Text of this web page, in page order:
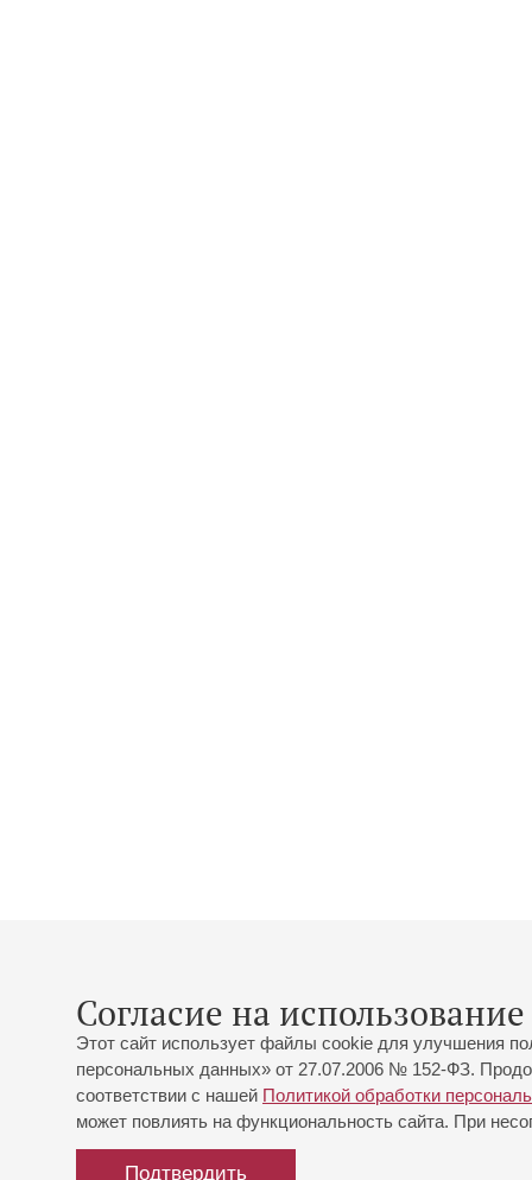
Согласие на
Этот сайт использует файлы cookie для улучшения
персональных данных» от 27.07.2006 № 152-ФЗ.
соответствии с нашей Политикой обработки
может повлиять на функциональность сайта. При
Подтвердить